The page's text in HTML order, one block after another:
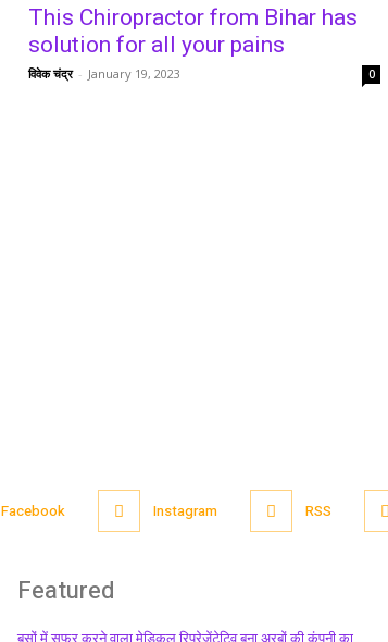
This Chiropractor from Bihar has
solution for all your pains
विवेक चंद्र - January 19, 2023 0
Facebook Instagram RSS
Featured